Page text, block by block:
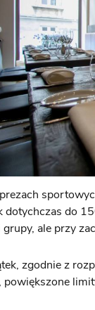
dotychczas do
grupy, ale przy
zgodnie z
powiększone